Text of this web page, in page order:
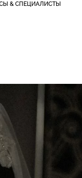
& СПЕЦИАЛИСТЫ